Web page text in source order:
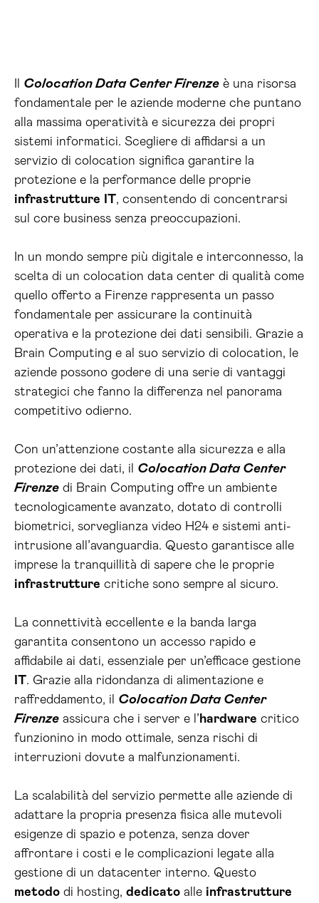
Colocation Data Center Firenze è una risorsa
fondamentale per le aziende moderne che puntano
alla massima operatività e sicurezza dei propri
sistemi informatici. Scegliere di affidarsi a un
servizio di colocation significa garantire la
protezione e la performance delle proprie
infrastrutture
IT, consentendo di concentrarsi
sul core business senza preoccupazioni.
In un mondo sempre più digitale e interconnesso, la
scelta di un colocation data center di qualità come
quello offerto a Firenze rappresenta un passo
fondamentale per assicurare la continuità
operativa e la protezione dei dati sensibili. Grazie a
Brain Computing e al suo servizio di colocation, le
aziende possono godere di una serie di vantaggi
strategici che fanno la differenza nel panorama
competitivo odierno.
Con un’attenzione costante alla sicurezza e alla
protezione dei dati, il Colocation Data Center
Firenze di Brain Computing offre un ambiente
tecnologicamente avanzato, dotato di controlli
biometrici, sorveglianza video H24 e sistemi anti-
intrusione all’avanguardia. Questo garantisce alle
imprese la tranquillità di sapere che le proprie
infrastrutture critiche sono sempre al sicuro.
La connettività eccellente e la banda larga
garantita consentono un accesso rapido e
affidabile ai dati, essenziale per un’efficace gestione
IT. Grazie alla ridondanza di alimentazione e
raffreddamento, il Colocation Data Center
Firenze assicura che i server e l’ hardware critico
funzionino in modo ottimale, senza rischi di
interruzioni dovute a malfunzionamenti.
La scalabilità del servizio permette alle aziende di
adattare la propria presenza fisica alle mutevoli
esigenze di spazio e potenza, senza dover
affrontare i costi e le complicazioni legate alla
gestione di un datacenter interno. Questo
metodo di hosting, dedicato alle infrastrutture